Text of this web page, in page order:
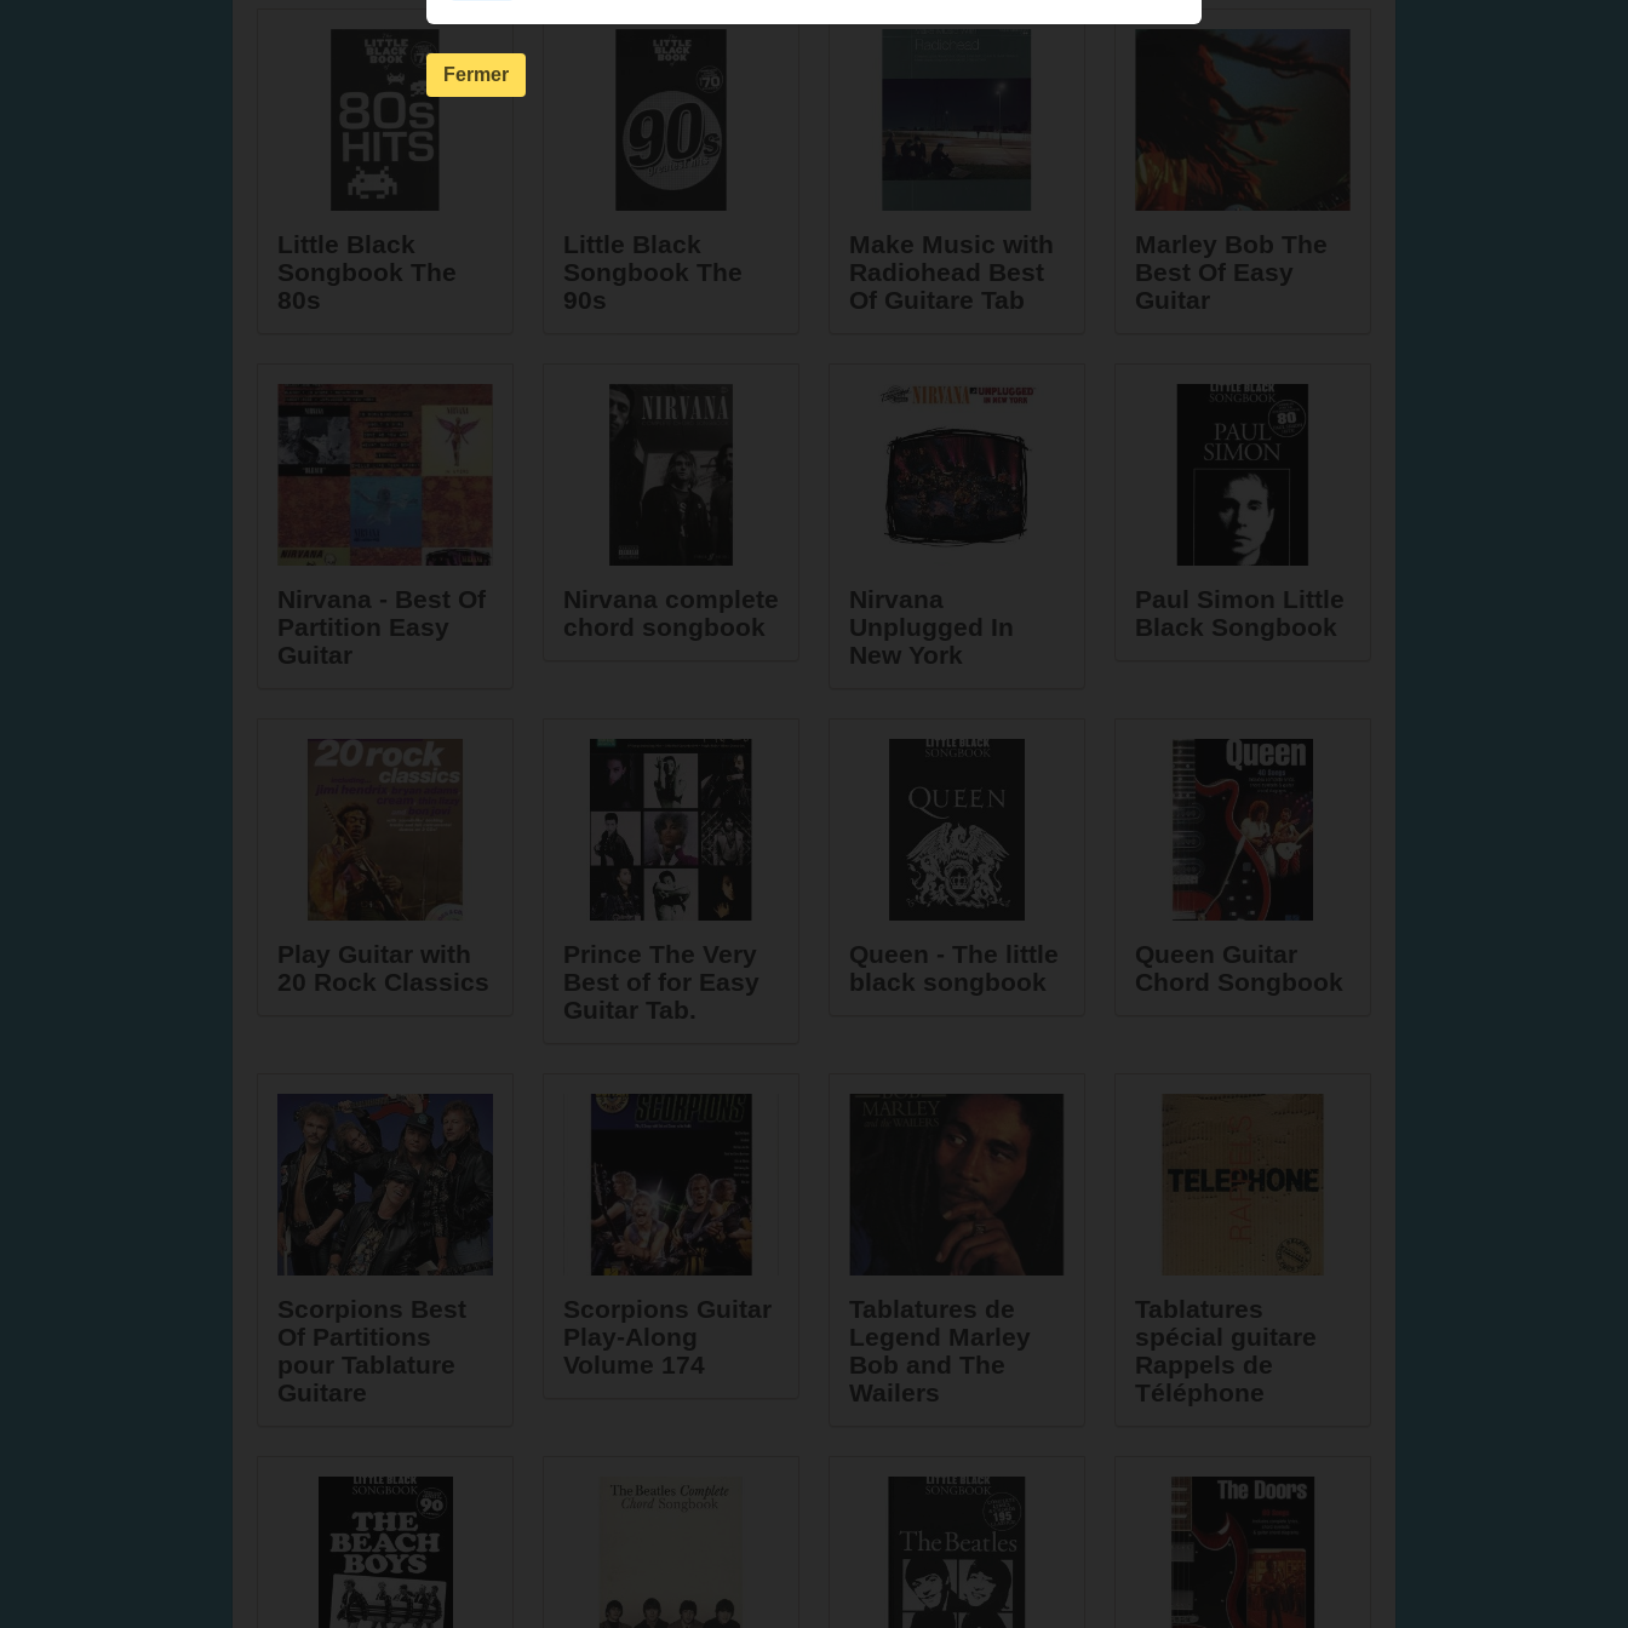
Little Black
Songbook The
80s
Little Black
Songbook The
90s
Make Music with
Radiohead Best
Of Guitare Tab
Marley Bob The
Best Of Easy
Guitar
Nirvana - Best Of
Partition Easy
Guitar
Nirvana complete
chord songbook
Nirvana
Unplugged In
New York
Paul Simon Little
Black Songbook
Play Guitar with
20 Rock Classics
Prince The Very
Best of for Easy
Guitar Tab.
Queen - The little
black songbook
Queen Guitar
Chord Songbook
Scorpions Best
Of Partitions
pour Tablature
Guitare
Scorpions Guitar
Play-Along
Volume 174
Tablatures de
Legend Marley
Bob and The
Wailers
Tablatures
spécial guitare
Rappels de
Téléphone
Fermer